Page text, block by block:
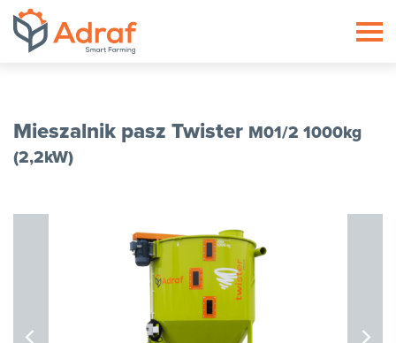
Mieszalnik pasz Twister M01/2 1000kg
(2,2kW)
ADRAF // Producent maszyn